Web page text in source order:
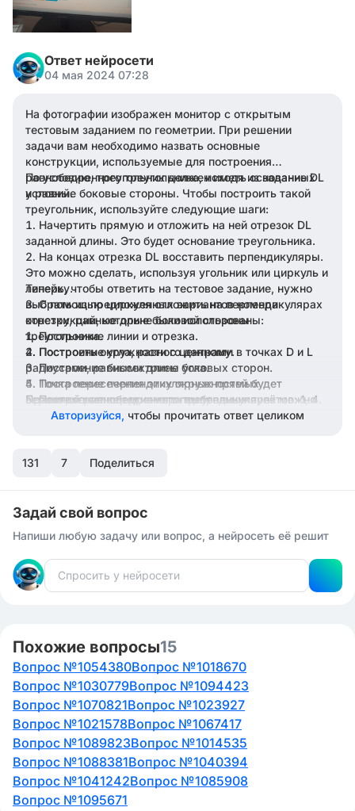
Ответ нейросети
04 мая 2024 07:28
На фотографии изображен монитор с открытым
тестовым заданием по геометрии. При решении
задачи вам необходимо назвать основные
конструкции, используемые для построения
равнобедренного треугольника, исходя из заданных
условий.
По условию, треугольник должен иметь основание DL
и равные боковые стороны. Чтобы построить такой
треугольник, используйте следующие шаги:
Начертить прямую и отложить на ней отрезок DL
заданной длины. Это будет основание треугольника.
На концах отрезка DL восставить перпендикуляры.
Это можно сделать, используя угольник или циркуль и
линейку.
С помощью циркуля отложить на перпендикулярах
отрезки, равные длине боковой стороны
треугольника.
Построить окружности с центрами в точках D и L
радиусами, равными длине боковых сторон.
Точка пересечения этих окружностей будет
вершиной равнобедренного треугольника, её можно
обозначить как точку P.
треугольником.
Теперь, чтобы ответить на тестовое задание, нужно
выбрать из предложенных вариантов номера
конструкций, которые были использованы:
Построение линии и отрезка.
Построение угла, равного данному.
Построение биссектрисы угла.
Построение перпендикулярных прямых.
Построение серединного перпендикуляра.
Правильно запишем номера выбранных пунктов: 1, 4.
Авторизуйся, чтобы прочитать ответ целиком
131 7 Поделиться
Задай свой вопрос
Напиши любую задачу или вопрос, а нейросеть её решит
Похожие вопросы15
Вопрос №1054380Вопрос №1018670
Вопрос №1030779Вопрос №1094423
Вопрос №1070821Вопрос №1023927
Вопрос №1021578Вопрос №1067417
Вопрос №1089823Вопрос №1014535
Вопрос №1088381Вопрос №1040394
Вопрос №1041242Вопрос №1085908
Вопрос №1095671